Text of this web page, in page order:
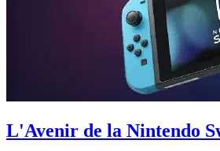
L'Avenir de la Nintendo